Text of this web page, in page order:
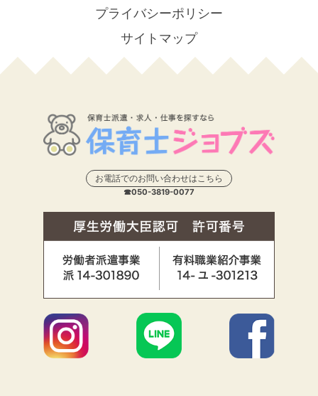
プライバシーポリシー
サイトマップ
お電話でのお問い合わせはこちら
☎050-3819-0077